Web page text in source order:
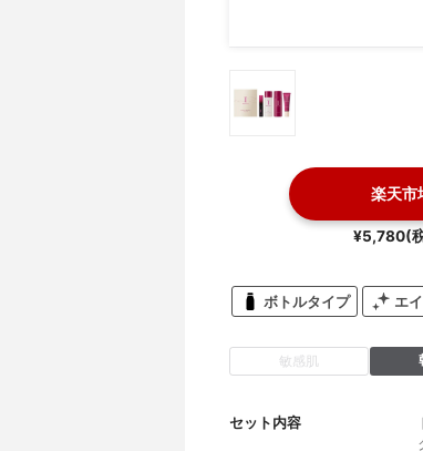
楽天市
¥5,780(
ボトルタイプ エ
敏感肌
セット内容